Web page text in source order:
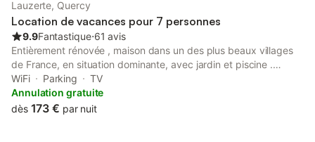
Lauzerte, Quercy
Location de vacances pour 7 personnes
9.9Fantastique⋅61 avis
Entièrement rénovée , maison dans un des plus beaux villages
de France, en situation dominante, avec jardin et piscine .
(ouverte de juin à septembre ) La maison peut accueillir jusqu'à
7 personnes (avec un lit 90 cms dans la grande chambre du 1er
étage) . Le village possède toutes les commodités (alimentation,
WiFi Parking
TV
Annulation gratuite
dès 173 € par nuit